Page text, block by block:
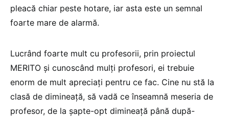
pleacă chiar peste hotare, iar asta este un semnal
foarte mare de alarmă.
Lucrând foarte mult cu profesorii, prin proiectul
MERITO și cunoscând mulți profesori, ei trebuie
enorm de mult apreciați pentru ce fac. Cine nu stă la
clasă de dimineață, să vadă ce înseamnă meseria de
profesor, de la șapte-opt dimineață până după-